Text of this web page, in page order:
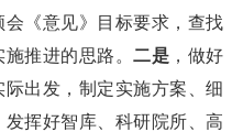
《意见》目标要求，查找
施推进的思路。二是 ，做好
出发，制定实施方案、细
挥好智库、科研院所、高